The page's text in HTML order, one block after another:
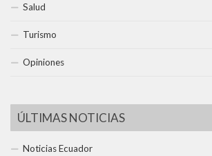
Salud
Turismo
Opiniones
ÚLTIMAS NOTICIAS
Noticias Ecuador